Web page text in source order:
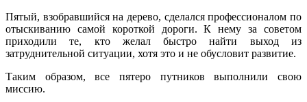
Пятый, взобравшийся на дерево, сделался профессионалом по
отыскиванию самой короткой дороги. К нему за советом
приходили те, кто желал быстро найти выход из
затруднительной ситуации, хотя это и не обусловит развитие.
Таким образом, все пятеро путников выполнили свою
миссию.